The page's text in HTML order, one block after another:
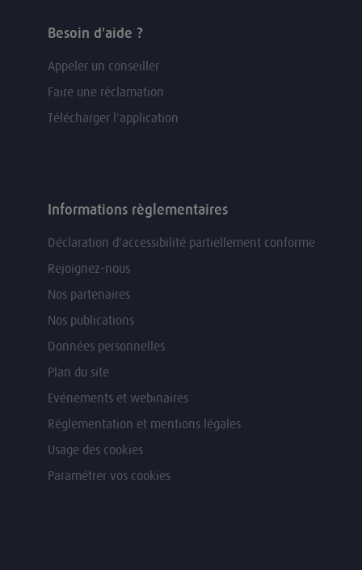
Besoin d'aide ?
Appeler un conseiller
Faire une réclamation
Télécharger l'application
Informations règlementaires
Déclaration d'accessibilité partiellement conforme
Rejoignez-nous
Nos partenaires
Nos publications
Données personnelles
Plan du site
Evénements et webinaires
Réglementation et mentions légales
Usage des cookies
Paramétrer vos cookies